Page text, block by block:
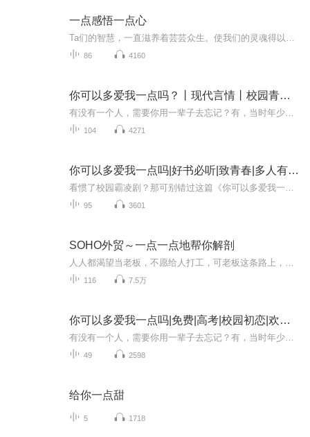
一点感悟一点心
86 4160
你可以多爱我一点吗？丨现代言情丨校园青春丨初恋
104 4271
你可以多爱我一点吗|好书必听|致青春|多人有声剧|
95 3601
SOHO外贸～一点一点地帮你解剖
116 7.5万
你可以多爱我一点吗|免费|高考|校园初恋|欢喜冤家
49 2598
给你一点甜
5 1718